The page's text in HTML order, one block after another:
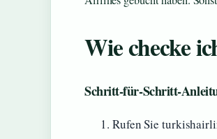
Wie checke
Schritt-für-Schritt-
Rufen Sie